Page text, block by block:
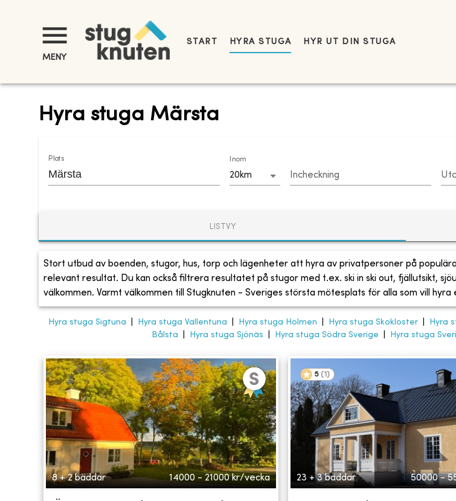
MENY
START HYRA STUGA HYR UT DIN STUGA
Hyra stuga Märsta
Plats Inom
20km Incheckning
LISTVY
Stort utbud av boenden, stugor, hus, torp och lägenheter att hyra av privatpersoner på
relevant resultat. Du kan också filtrera resultatet på stugor med t.ex. ski in ski out, fjällutsikt,
välkommen. Varmt välkommen till Stugknuten - Sveriges största mötesplats för alla som vill hyra
Hyra stuga Sigtuna Hyra stuga Vallentuna Hyra stuga Holmen Hyra stuga Skokloster Hyra
Bålsta
Hyra stuga Sjönäs Hyra stuga Södra Sverige Hyra stuga
8 + 2 bäddar 14000 - 21000 kr/vecka
5 (1 )
23 + 3 bäddar 50000 -